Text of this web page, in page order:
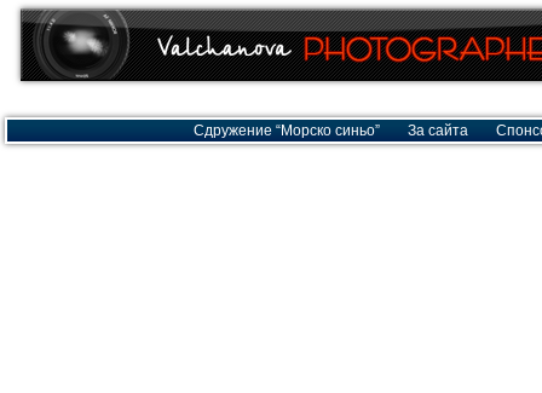
Сдружение “Морско синьо” За сайта